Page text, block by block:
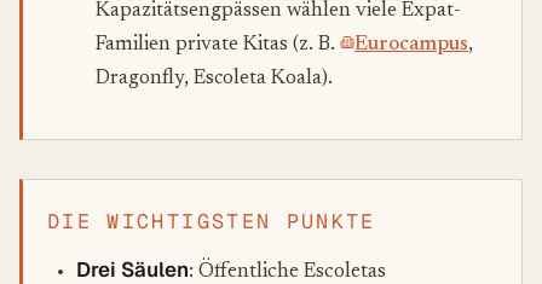
Kapazitätsengpässen wählen viele Expat-
Familien private Kitas (z. B.
Eurocampus,
Dragonfly, Escoleta Koala).
DIE WICHTIGSTEN PUNKTE
Drei Säulen: Öffentliche Escoletas